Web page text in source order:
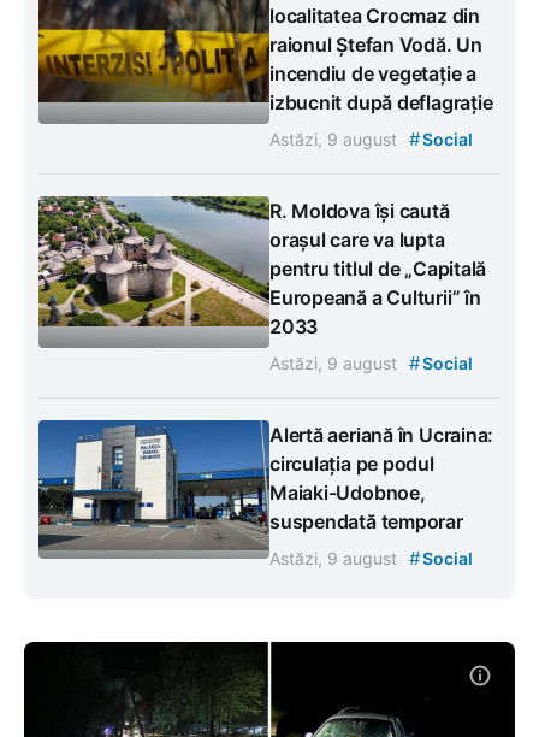
localitatea Crocmaz din
raionul Ștefan Vodă. Un
incendiu de vegetație a
izbucnit după deflagrație
Astăzi, 9 august #Social
R. Moldova își caută
orașul care va lupta
pentru titlul de „Capitală
Europeană a Culturii” în
2033
Astăzi, 9 august #Social
Alertă aeriană în Ucraina:
circulația pe podul
Maiaki-Udobnoe,
suspendată temporar
Astăzi, 9 august #Social